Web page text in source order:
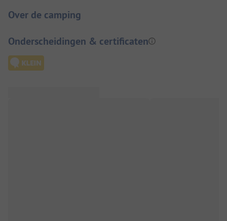
Over de camping
Onderscheidingen & certificaten